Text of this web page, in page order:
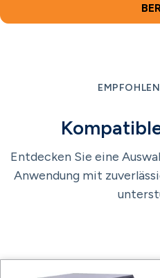
Entdecken Sie eine
Anwendung mit